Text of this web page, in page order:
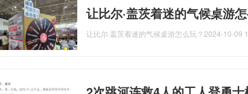
让比尔·盖茨着迷的气候桌游
让比尔·盖茨着迷的气候桌游怎么玩？ 2024-10-09